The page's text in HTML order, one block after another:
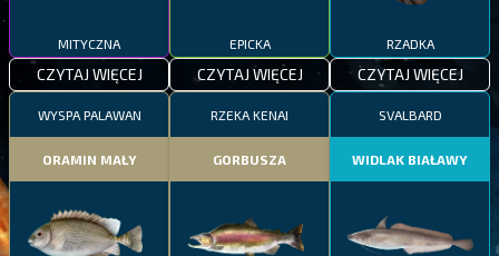
MITYCZNA
CZYTAJ WIĘCEJ
EPICKA
CZYTAJ WIĘCEJ
RZADKA
CZYTAJ WIĘCEJ
WYSPA PALAWAN
ORAMIN MAŁY
RZEKA KENAI
GORBUSZA
SVALBARD
WIDLAK BIAŁAWY